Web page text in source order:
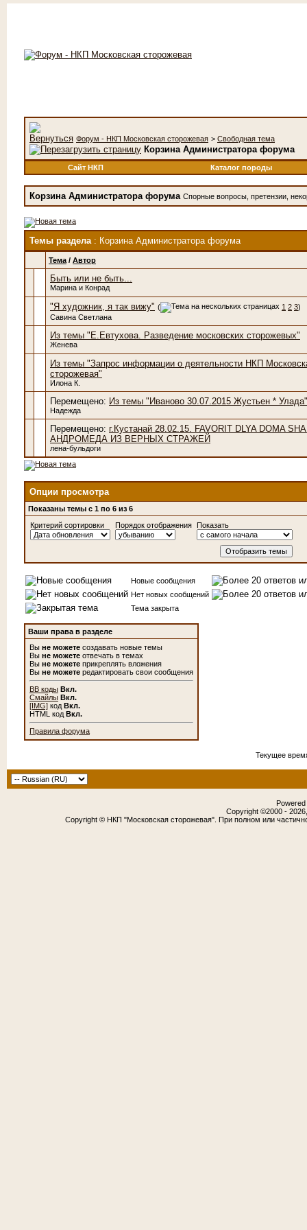
Форум - НКП Московская сторожевая > Свободная тема
Корзина Администратора форума
Сайт НКП Каталог породы
Корзина Администратора форума Спорные вопросы, претензии,
Темы раздела: Корзина Администратора форума
Тема / Автор
Быть или не быть...
Марина и Конрад
"Я художник, я так вижу" ( 1 2 3)
Савина Светлана
Из темы "Е.Евтухова. Разведение московских сторожевых"
Женева
Из темы "Запрос информации о деятельности НКП
сторожевая"
Илона К.
Перемещено: Из темы "Иваново 30.07.2015 Жустьен * Улада"
Надежда
Перемещено: г.Кустанай 28.02.15. FAVORIT DLYA DOMA
АНДРОМЕДА ИЗ ВЕРНЫХ СТРАЖЕЙ
лена-бульдоги
Опции просмотра
Показаны темы с 1 по 6 из 6
Критерий сортировки
Порядок отображения Показать
Новые сообщения
Нет новых сообщений
Тема закрыта
Ваши права в разделе
Вы не можете создавать новые темы
Вы не можете отвечать в темах
Вы не можете прикреплять вложения
Вы не можете редактировать свои сообщения
BB коды Вкл.
Смайлы Вкл.
[IMG] код Вкл.
HTML код Вкл.
Правила форума
Текущее
Copyright ©2000 -
Copyright © НКП "Московская сторожевая". При полном или